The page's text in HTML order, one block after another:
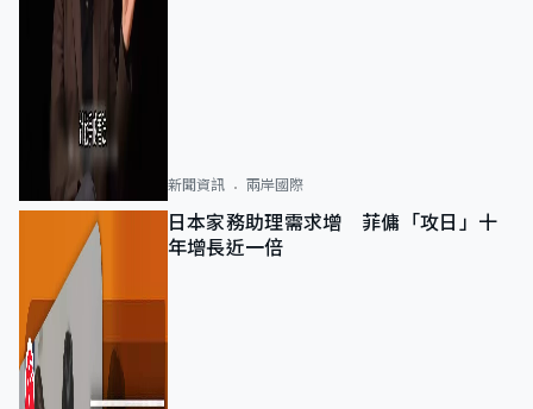
新聞資訊 兩岸國際
日本家務助理需求增 菲傭「攻日」十
年增長近一倍